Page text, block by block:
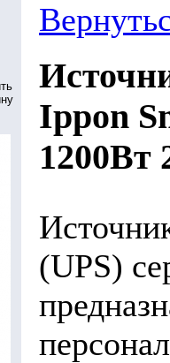
Ippon
1200Вт
(UPS)